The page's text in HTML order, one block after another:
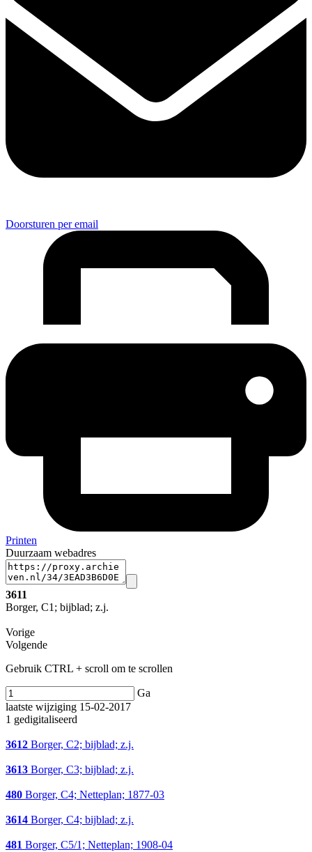
Doorsturen per email
Printen
Duurzaam webadres
3611
Borger, C1; bijblad; z.j.
Vorige
Volgende
Gebruik CTRL + scroll om te scrollen
Ga
laatste wijziging 15-02-2017
1 gedigitaliseerd
3612 Borger, C2; bijblad; z.j.
3613 Borger, C3; bijblad; z.j.
480 Borger, C4; Netteplan; 1877-03
3614 Borger, C4; bijblad; z.j.
481 Borger, C5/1; Netteplan; 1908-04